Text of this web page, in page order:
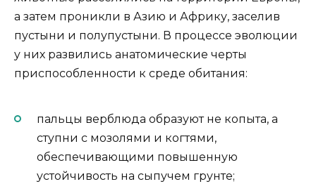
а затем проникли в Азию и Африку, заселив
пустыни и полупустыни. В процессе эволюции
у них развились анатомические черты
приспособленности к среде обитания:
пальцы верблюда образуют не копыта, а
ступни с мозолями и когтями,
обеспечивающими повышенную
устойчивость на сыпучем грунте;